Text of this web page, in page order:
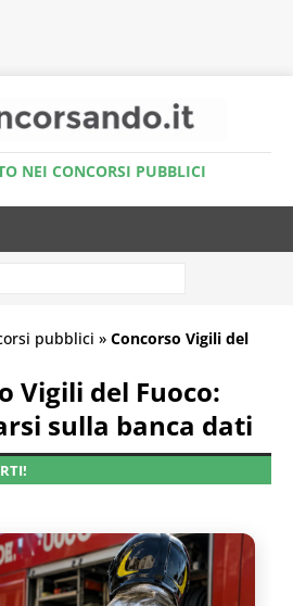
NEI CONCORSI PUBBLICI
pubblici » Concorso Vigili del
Vigili del Fuoco:
sulla banca dati